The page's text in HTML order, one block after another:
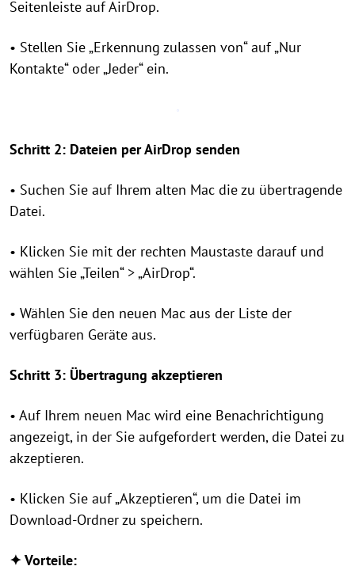
Seitenleiste auf AirDrop.
• Stellen Sie „Erkennung zulassen von“ auf „Nur
Kontakte“ oder „Jeder“ ein.
Schritt 2: Dateien per AirDrop senden
• Suchen Sie auf Ihrem alten Mac die zu übertragende
Datei.
• Klicken Sie mit der rechten Maustaste darauf und
wählen Sie „Teilen“ > „AirDrop“.
• Wählen Sie den neuen Mac aus der Liste der
verfügbaren Geräte aus.
Schritt 3: Übertragung akzeptieren
• Auf Ihrem neuen Mac wird eine Benachrichtigung
angezeigt, in der Sie aufgefordert werden, die Datei zu
akzeptieren.
• Klicken Sie auf „Akzeptieren“, um die Datei im
Download-Ordner zu speichern.
✦ Vorteile: